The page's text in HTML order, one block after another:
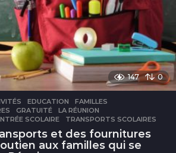
147 0
,EDUCATION ,FAMILLES
,GRATUITÉ ,LA RÉUNION
SCOLAIRE ,TRANSPORTS SCOLAIRES
et des fournitures
aux familles qui se